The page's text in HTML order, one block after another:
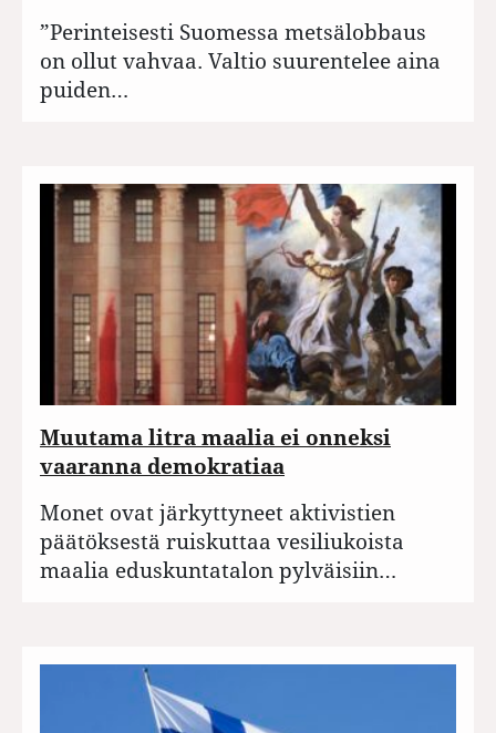
”Perinteisesti Suomessa metsälobbaus
on ollut vahvaa. Valtio suurentelee aina
puiden…
Muutama litra maalia ei onneksi
vaaranna demokratiaa
Monet ovat järkyttyneet aktivistien
päätöksestä ruiskuttaa vesiliukoista
maalia eduskuntatalon pylväisiin…